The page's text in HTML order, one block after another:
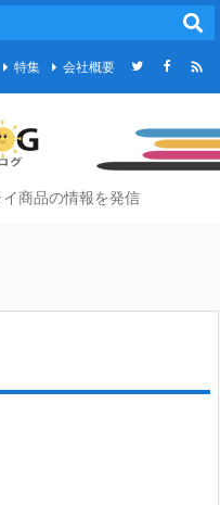
特集 会社概要 
商品の情報を発信